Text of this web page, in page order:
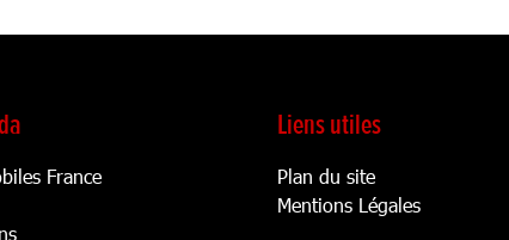
France
Liens utiles
Plan du site
Mentions Légales